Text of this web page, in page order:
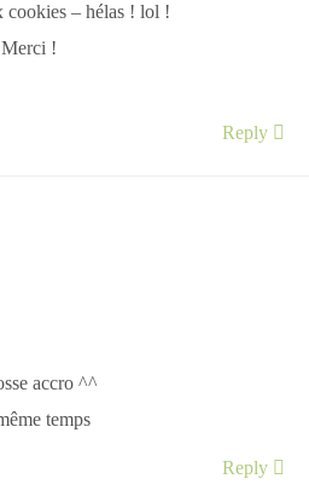
cookies – hélas ! lol !
Merci !
Reply
accro ^^
temps
Reply